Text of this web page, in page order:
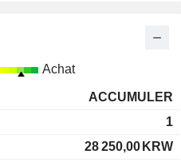
Achat
ACCUMULER
1
28 250,00 KRW